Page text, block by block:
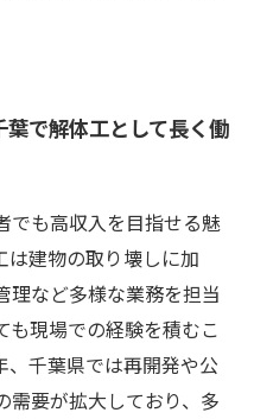
で解体工として長く働
でも高収入を目指せる魅
は建物の取り壊しに加
理など多様な業務を担当
も現場での経験を積むこ
、千葉県では再開発や公
需要が拡大しており、多